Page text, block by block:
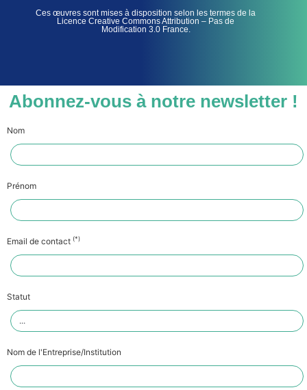
Ces œuvres sont mises à disposition selon les termes de la
Licence Creative Commons Attribution – Pas de
Modification 3.0 France.
Abonnez-vous à notre newsletter !
Nom
Prénom
Email de contact (*)
Statut
Nom de l'Entreprise/Institution